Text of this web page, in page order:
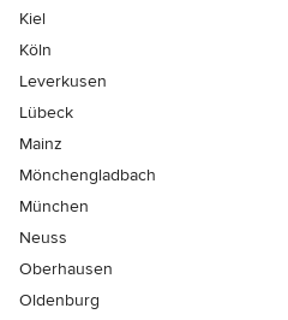
Kiel
Köln
Leverkusen
Lübeck
Mainz
Mönchen­gladbach
München
Neuss
Oberhausen
Oldenburg